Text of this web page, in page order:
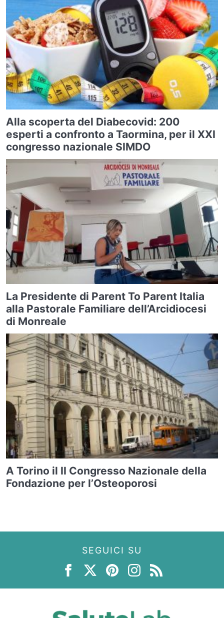
Alla scoperta del Diabecovid: 200
esperti a confronto a Taormina, per il XXI
congresso nazionale SIMDO
La Presidente di Parent To Parent Italia
alla Pastorale Familiare dell’Arcidiocesi
di Monreale
A Torino il II Congresso Nazionale della
Fondazione per l’Osteoporosi
SEGUICI SU